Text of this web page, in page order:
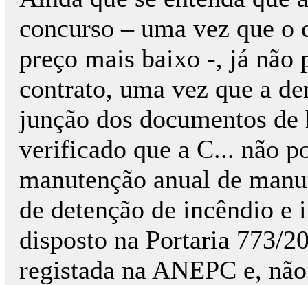
concurso – uma vez que
preço mais baixo -, já não
contrato, uma vez que a
junção dos documentos
verificado que a C... não
manutenção anual de
de detenção de incêndio e
disposto na Portaria 773/
registada na ANEPC e,